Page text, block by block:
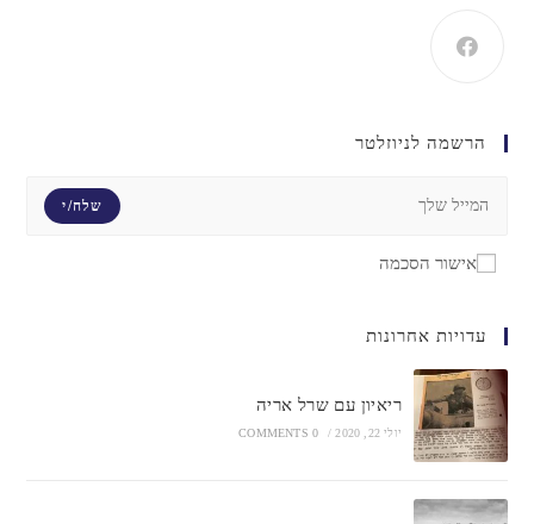
הרשמה לניוזלטר
שלח/י
אישור הסכמה
עדויות אחרונות
ריאיון עם שרל אריה
יולי 22, 2020 /
0 COMMENTS